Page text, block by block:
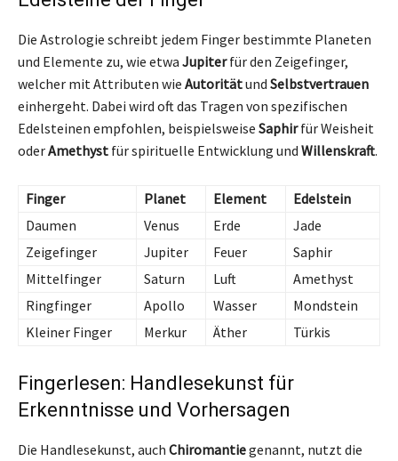
Die Astrologie schreibt jedem Finger bestimmte Planeten
und Elemente zu, wie etwa Jupiterfür den Zeigefinger,
welcher mit Attributen wie Autoritätund Selbstvertrauen
einhergeht. Dabei wird oft das Tragen von spezifischen
Edelsteinen empfohlen, beispielsweise Saphirfür Weisheit
oderAmethyst für spirituelle Entwicklung und Willenskraft.
Finger Planet Element
Edelstein
Daumen
Venus Erde
Jade
Zeigefinger
Jupiter Feuer
Saphir
Mittelfinger
Saturn Luft
Amethyst
Ringfinger
Apollo Wasser
Mondstein
Kleiner Finger
Merkur Äther Türkis
Fingerlesen: Handlesekunst für
Erkenntnisse und Vorhersagen
Die Handlesekunst, auch Chiromantiegenannt, nutzt die